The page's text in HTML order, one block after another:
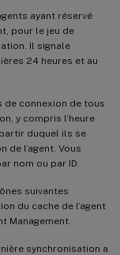
ayant réservé
pour le jeu de
Il signale
24 heures et au
de connexion de tous
y compris l’heure
duquel ils se
l’agent. Vous
nom ou par ID.
suivantes
du cache de l’agent
Management.
synchronisation a